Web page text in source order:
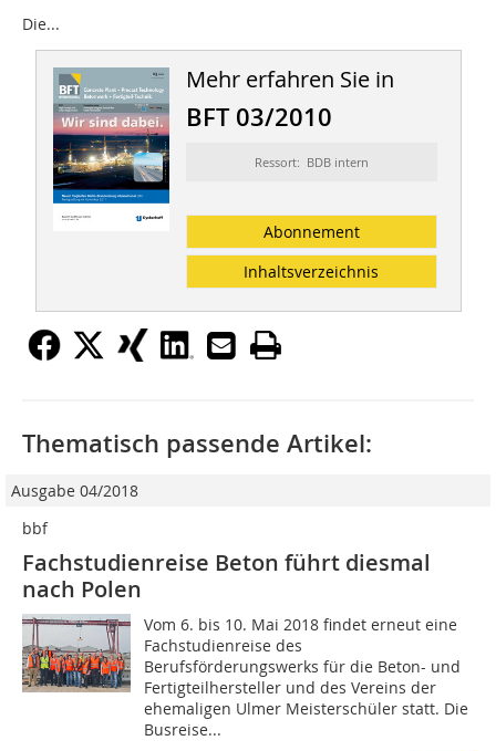
Die...
Mehr erfahren Sie in
BFT 03/2010
Ressort: BDB intern
Abonnement
Inhaltsverzeichnis
Thematisch passende Artikel:
Ausgabe 04/2018
bbf
Fachstudienreise Beton führt diesmal
nach Polen
Vom 6. bis 10. Mai 2018 findet erneut eine
Fachstudienreise des
Berufsförderungswerks für die Beton- und
Fertigteilhersteller und des Vereins der
ehemaligen Ulmer Meisterschüler statt. Die
Busreise...